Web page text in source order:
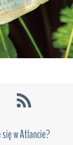
w Atlancie?